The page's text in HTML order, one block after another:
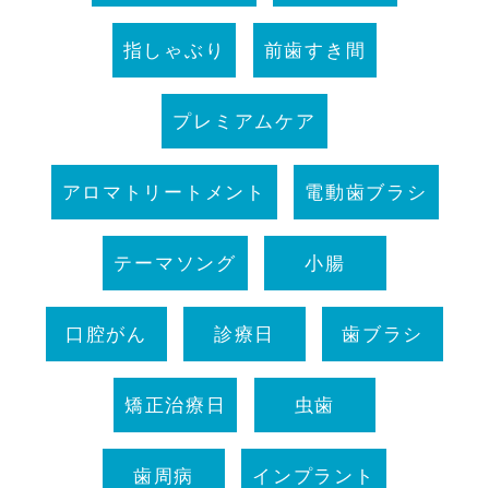
指しゃぶり 前歯すき間
プレミアムケア
アロマトリートメント 電動歯ブラシ
テーマソング 小腸
口腔がん 診療日 歯ブラシ
矯正治療日 虫歯
歯周病 インプラント